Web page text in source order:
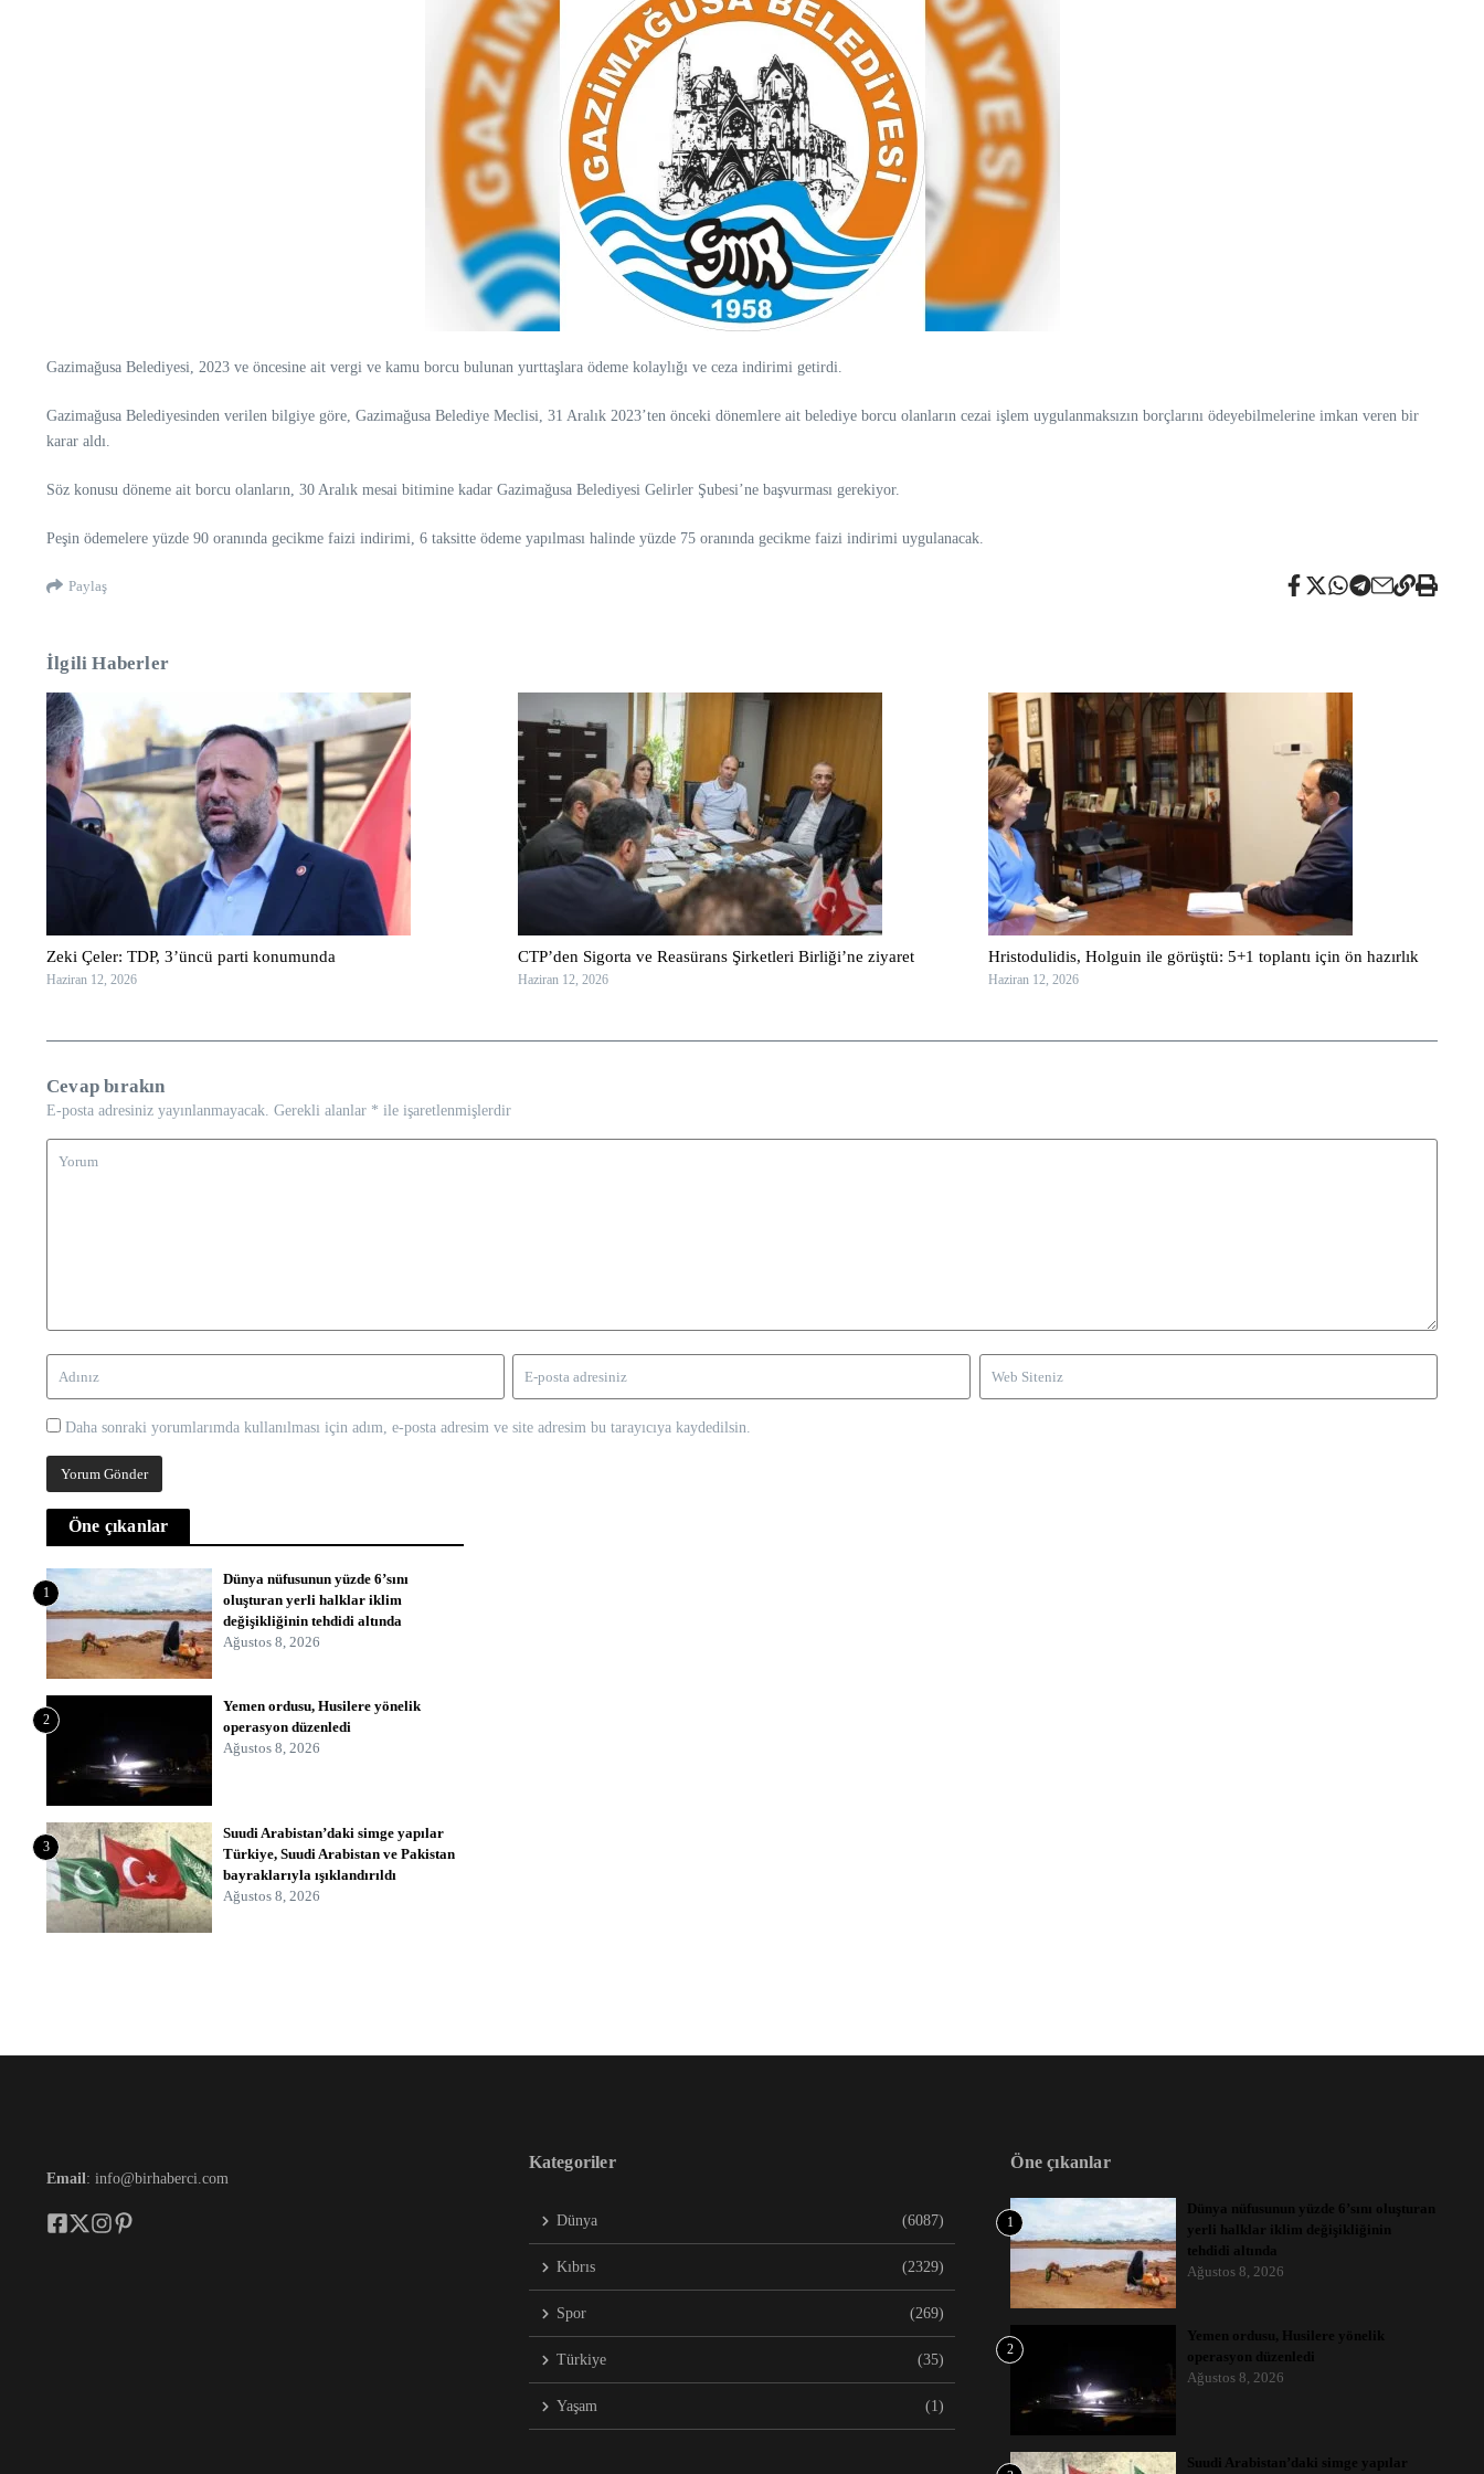
Gazimağusa Belediyesi, 2023 ve öncesine ait vergi ve kamu borcu bulunan yurttaşlara ödeme kolaylığı ve ceza indirimi getirdi.
Gazimağusa Belediyesinden verilen bilgiye göre, Gazimağusa Belediye Meclisi, 31 Aralık 2023’ten önceki dönemlere ait belediye borcu olanların cezai işlem uygulanmaksızın borçlarını ödeyebilmelerine imkan veren bir
karar aldı.
Söz konusu döneme ait borcu olanların, 30 Aralık mesai bitimine kadar Gazimağusa Belediyesi Gelirler Şubesi’ne başvurması gerekiyor.
Peşin ödemelere yüzde 90 oranında gecikme faizi indirimi, 6 taksitte ödeme yapılması halinde yüzde 75 oranında gecikme faizi indirimi uygulanacak.
Paylaş
İlgili Haberler
Zeki Çeler: TDP, 3’üncü parti konumunda
Haziran 12, 2026
CTP’den Sigorta ve Reasürans Şirketleri Birliği’ne ziyaret
Haziran 12, 2026
Hristodulidis, Holguin ile görüştü: 5+1 toplantı için ön hazırlık
Haziran 12, 2026
Cevap bırakın
E-posta adresiniz yayınlanmayacak. Gerekli alanlar * ile işaretlenmişlerdir
Daha sonraki yorumlarımda kullanılması için adım, e-posta adresim ve site adresim bu tarayıcıya kaydedilsin.
Öne çıkanlar
1
Dünya nüfusunun yüzde 6’sını
oluşturan yerli halklar iklim
değişikliğinin tehdidi altında
Ağustos 8, 2026
2
Yemen ordusu, Husilere yönelik
operasyon düzenledi
Ağustos 8, 2026
3
Suudi Arabistan’daki simge yapılar
Türkiye, Suudi Arabistan ve Pakistan
bayraklarıyla ışıklandırıldı
Ağustos 8, 2026
Email: info@birhaberci.com
Kategoriler
Dünya (6087)
Kıbrıs (2329)
Spor (269)
Türkiye (35)
Yaşam (1)
Öne çıkanlar
1
Dünya nüfusunun yüzde 6’sını oluşturan
yerli halklar iklim değişikliğinin
tehdidi altında
Ağustos 8, 2026
2
Yemen ordusu, Husilere yönelik
operasyon düzenledi
Ağustos 8, 2026
Suudi Arabistan’daki simge yapılar